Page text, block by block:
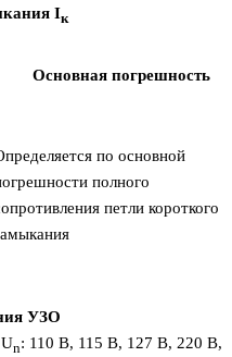
Iк
Основная погрешность
по основной
полного
петли короткого
УЗО
n: 110 В, 115 В, 127 В, 220 В,